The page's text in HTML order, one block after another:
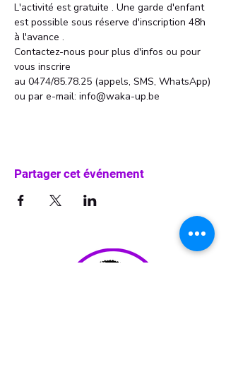
L'activité est gratuite . Une garde d'enfant
est possible sous réserve d'inscription 48h
à l'avance .
Contactez-nous pour plus d'infos ou pour
vous inscrire
au 0474/85.78.25 (appels, SMS, WhatsApp)
ou par e-mail: info@waka-up.be
Partager cet événement